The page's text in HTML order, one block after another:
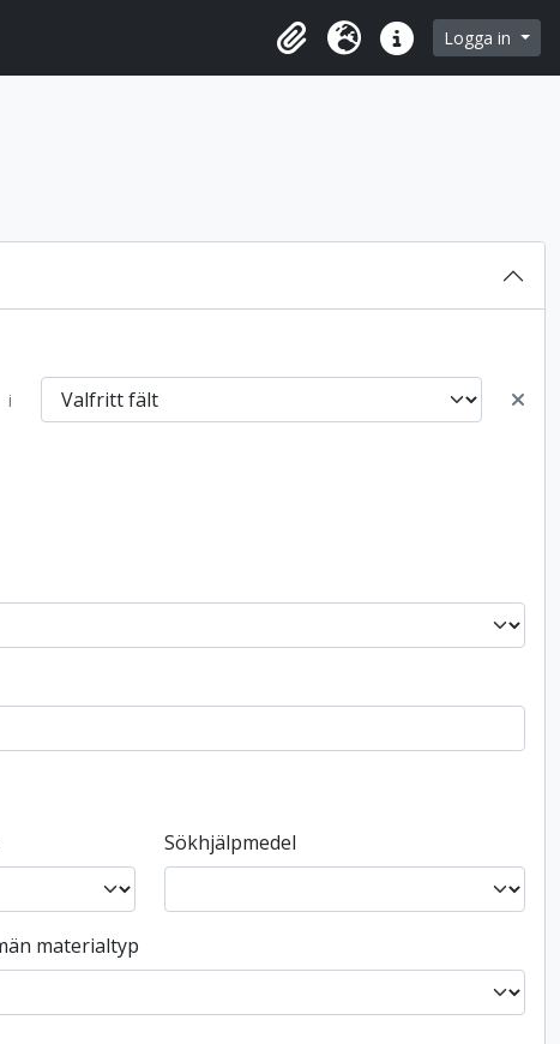
browse page
UrklippSpråk Snabblänkar
Logga in
i
Sökhjälpmedel
materialtyp